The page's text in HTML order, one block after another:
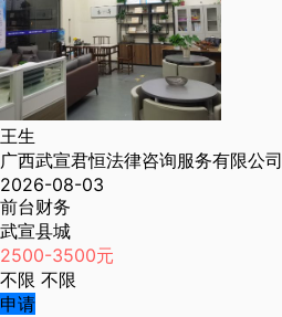
王生
广西武宣君恒法律咨询服务有限公司
2026-08-03
前台财务
武宣县城
2500-3500元
不限 不限
申请